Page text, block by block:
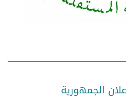
الجمهورية